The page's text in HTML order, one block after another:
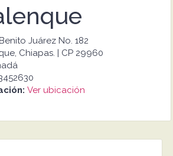
Juárez No. 182
Chiapas. | CP 29960
Ver ubicación